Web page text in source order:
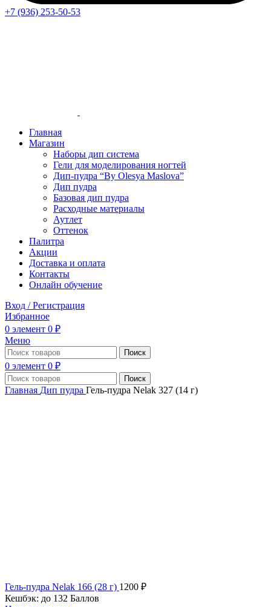
+7 (936) 253-50-53
Главная
Магазин
Наборы дип система
Гели для моделирования ногтей
Дип-пудра “By Olesya Maslova”
Дип пудра
Базовая дип пудра
Расходные материалы
Аутлет
Оттенок
Палитра
Акции
Доставка и оплата
Контакты
Онлайн обучение
Вход / Регистрация
Избранное
0 элемент 0 ₽
Меню
Поиск
0 элемент 0 ₽
Поиск
Главная Дип пудра Гель-пудра Nelak 327 (14 г)
Гель-пудра Nelak 166 (28 г) 1200 ₽
Кешбэк: до 132 Баллов